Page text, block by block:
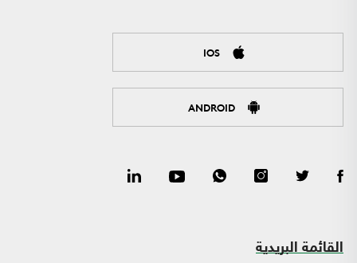
IOS
ANDROID
القائمة البريدية